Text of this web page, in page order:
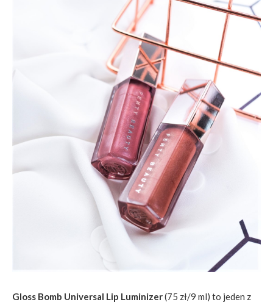
Gloss Bomb Universal Lip Luminizer(75 zł/9 ml) to jeden z